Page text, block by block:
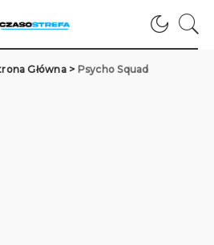
Główna> Psycho Squad